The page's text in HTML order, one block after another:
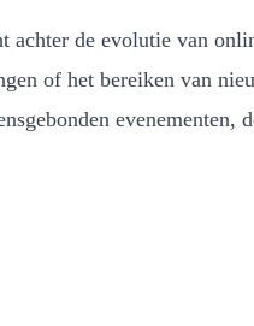
de evolutie van
of het bereiken van
evenementen,